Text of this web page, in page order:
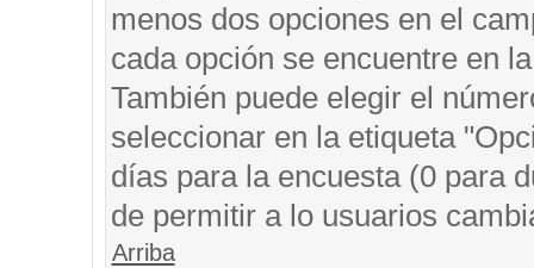
menos dos opciones en el
cada opción se encuentre en
También puede elegir el
seleccionar en la etiqueta
días para la encuesta (0 para
de permitir a lo usuarios
Arriba